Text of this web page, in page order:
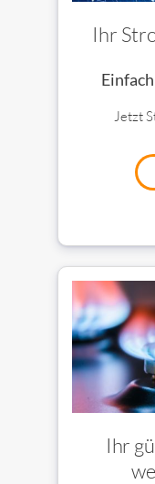
Ihr
Jetzt
Ihr